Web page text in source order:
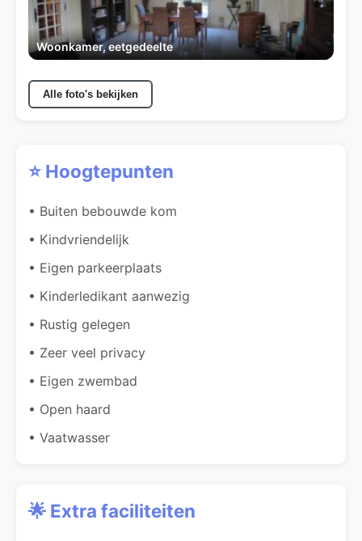
Woonkamer, eetgedeelte
Alle foto's bekijken
⭐ Hoogtepunten
• Buiten bebouwde kom
• Kindvriendelijk
• Eigen parkeerplaats
• Kinderledikant aanwezig
• Rustig gelegen
• Zeer veel privacy
• Eigen zwembad
• Open haard
• Vaatwasser
🌟 Extra faciliteiten